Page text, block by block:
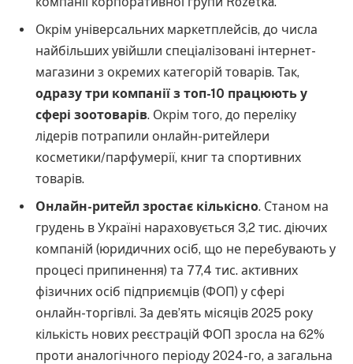
Окрім універсальних маркетплейсів, до числа
найбільших увійшли спеціалізовані інтернет-
магазини з окремих категорій товарів. Так,
одразу три компанії з топ-10 працюють у
сфері зоотоварів. Окрім того, до переліку
лідерів потрапили онлайн-ритейлери
косметики/парфумерії, книг та спортивних
товарів.
Онлайн-ритейл зростає кількісно. Станом на
грудень в Україні нараховується 3,2 тис. діючих
компаній (юридичних осіб, що не перебувають у
процесі припинення) та 77,4 тис. активних
фізичних осіб підприємців (ФОП) у сфері
онлайн-торгівлі. За дев’ять місяців 2025 року
кількість нових реєстрацій ФОП зросла на 62%
проти аналогічного періоду 2024-го, а загальна